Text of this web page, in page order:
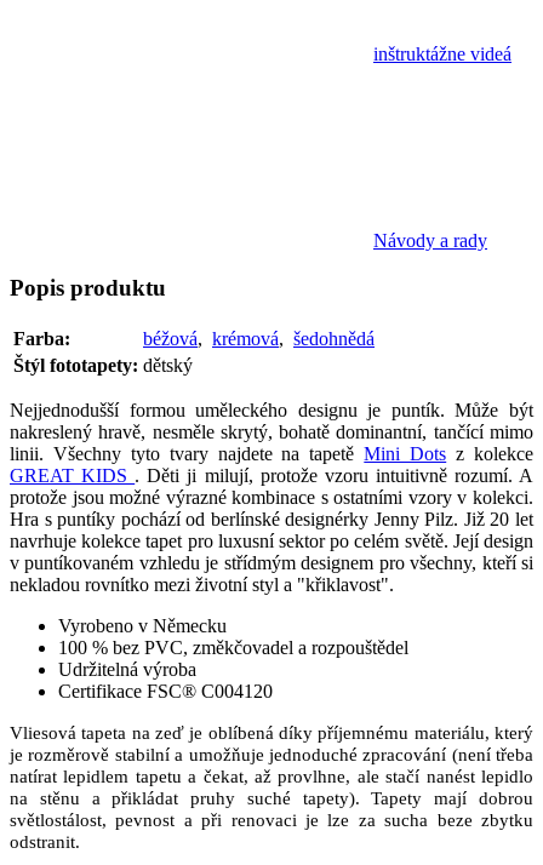
inštruktážne videá
Návody a rady
Popis produktu
Farba: béžová, krémová, šedohnědá
Štýl fototapety: dětský
Nejjednodušší formou uměleckého designu je puntík. Může být
nakreslený hravě, nesměle skrytý, bohatě dominantní, tančící mimo
linii. Všechny tyto tvary najdete na tapetěMini Dots z kolekce
GREAT KIDS . Děti ji milují, protože vzoru intuitivně rozumí. A
protože jsou možné výrazné kombinace s ostatními vzory v kolekci.
Hra s puntíky pochází od berlínské designérky Jenny Pilz. Již 20 let
navrhuje kolekce tapet pro luxusní sektor po celém světě. Její design
v puntíkovaném vzhledu je střídmým designem pro všechny, kteří si
nekladou rovnítko mezi životní styl a "křiklavost".
Vyrobeno v Německu
100 % bez PVC, změkčovadel a rozpouštědel
Udržitelná výroba
Certifikace FSC® C004120
Vliesová tapeta na zeď je oblíbená díky příjemnému materiálu, který
je rozměrově stabilní a umožňuje jednoduché zpracování (není třeba
natírat lepidlem tapetu a čekat, až provlhne, ale stačí nanést lepidlo
na stěnu a přikládat pruhy suché tapety). Tapety mají dobrou
světlostálost, pevnost a při renovaci je lze za sucha beze zbytku
odstranit.